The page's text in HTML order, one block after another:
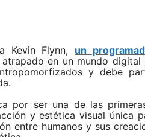
Kevin Flynn, un
en un mundo
y debe
por ser una de las
y estética visual única
entre humanos y sus